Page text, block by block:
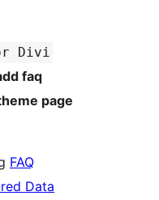
Divi
faq
page
FAQ
Data